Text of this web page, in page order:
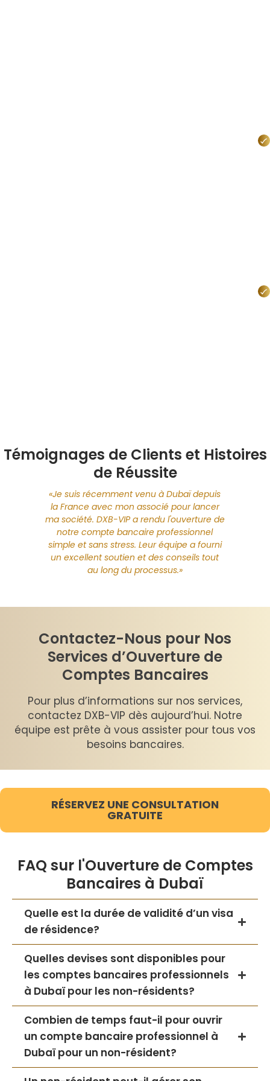
Témoignages de Clients et Histoires
de Réussite
«Je suis récemment venu à Dubaï depuis
la France avec mon associé pour lancer
ma société. DXB-VIP a rendu l'ouverture de
notre compte bancaire professionnel
simple et sans stress. Leur équipe a fourni
un excellent soutien et des conseils tout
au long du processus.»
Contactez-Nous pour Nos
Services d’Ouverture de
Comptes Bancaires
Pour plus d’informations sur nos services,
contactez DXB-VIP dès aujourd’hui. Notre
équipe est prête à vous assister pour tous vos
besoins bancaires.
RÉSERVEZ UNE CONSULTATION
GRATUITE
FAQ sur l'Ouverture de Comptes
Bancaires à Dubaï
Quelle est la durée de validité d’un visa
de résidence?
Quelles devises sont disponibles pour
les comptes bancaires professionnels
à Dubaï pour les non-résidents?
Combien de temps faut-il pour ouvrir
un compte bancaire professionnel à
Dubaï pour un non-résident?